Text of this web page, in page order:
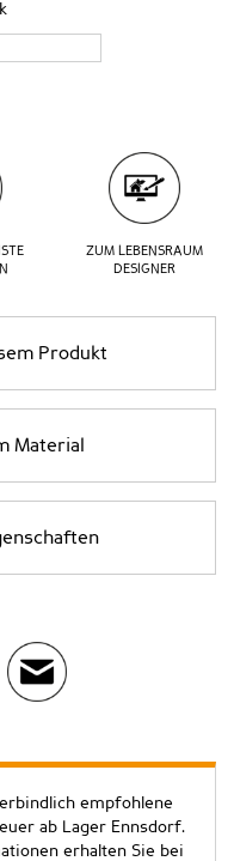
ZUM LEBENSRAUM
DESIGNER
Produkt
Material
empfohlene
ab Lager Ennsdorf.
erhalten Sie bei